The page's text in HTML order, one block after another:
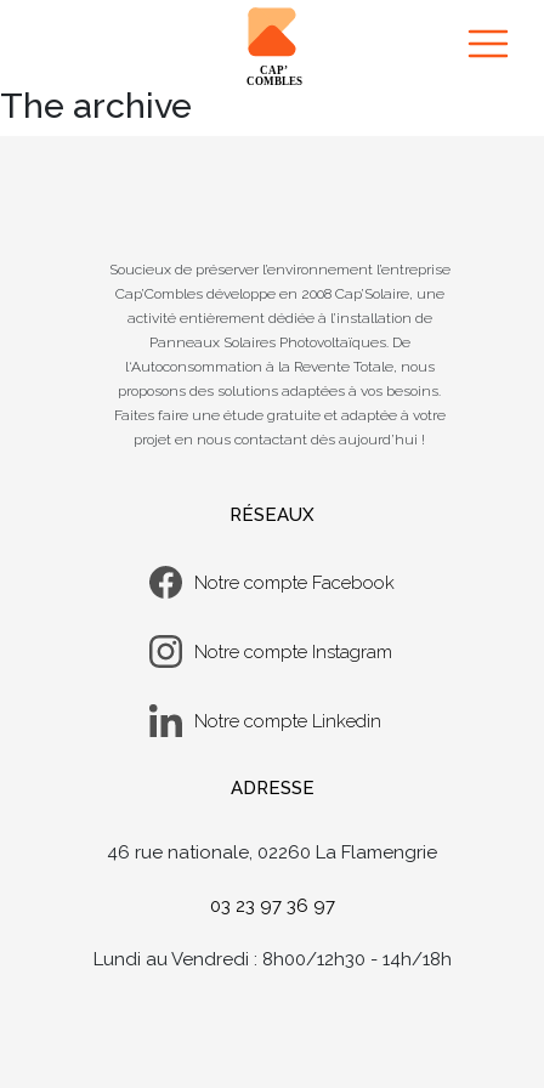
The archive
Soucieux de préserver l’environnement l’entreprise
Cap’Combles développe en 2008 Cap’Solaire, une
activité entièrement dédiée à l’installation de
Panneaux Solaires Photovoltaïques. De
l‘Autoconsommation à la Revente Totale, nous
proposons des solutions adaptées à vos besoins.
Faites faire une étude gratuite et adaptée à votre
projet en nous contactant dès aujourd’hui !
RÉSEAUX
Notre compte Facebook
Notre compte Instagram
Notre compte Linkedin
ADRESSE
46 rue nationale, 02260 La Flamengrie
03 23 97 36 97
Lundi au Vendredi : 8h00/12h30 - 14h/18h